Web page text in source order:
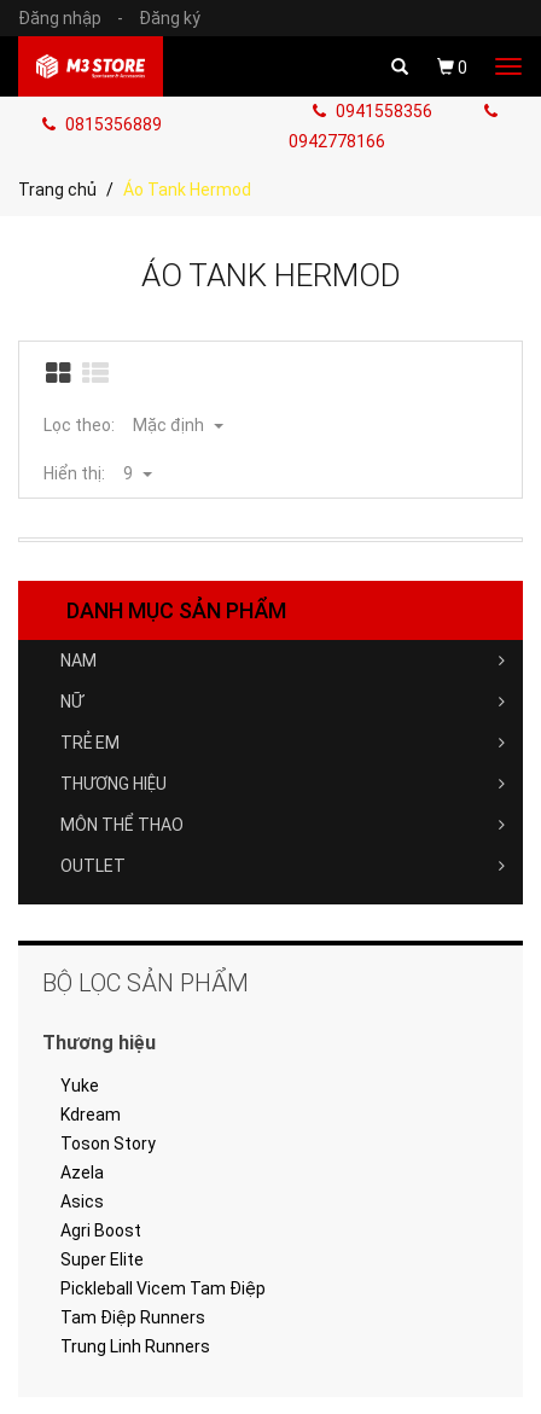
Đăng nhập - Đăng ký
0
0815356889
0941558356
0942778166
Trang chủ Áo Tank Hermod
ÁO TANK HERMOD
Lọc theo: Mặc định
Hiển thị: 9
DANH MỤC SẢN PHẨM
NAM
NỮ
TRẺ EM
THƯƠNG HIỆU
MÔN THỂ THAO
OUTLET
BỘ LỌC SẢN PHẨM
Thương hiệu
Yuke
Kdream
Toson Story
Azela
Asics
Agri Boost
Super Elite
Pickleball Vicem Tam Điệp
Tam Điệp Runners
Trung Linh Runners